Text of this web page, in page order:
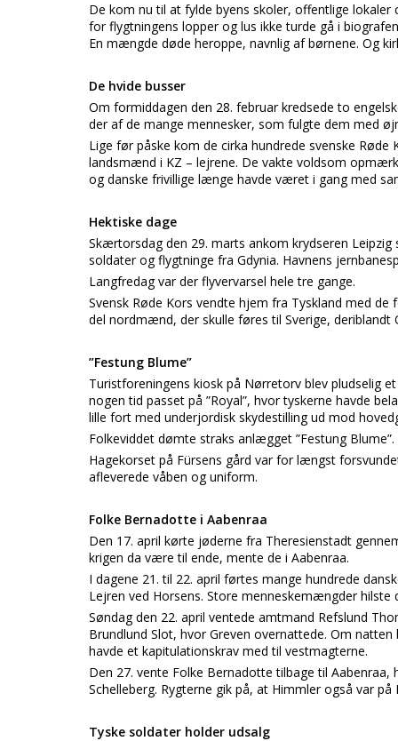
De kom nu til at fylde byens skoler, offentlige
for flygtningens lopper og lus ikke turde gå i
En mængde døde heroppe, navnlig af børnene. Og
De hvide busser
Om formiddagen den 28. februar kredsede to
der af de mange mennesker, som fulgte dem med
Lige før påske kom de cirka hundrede svenske
landsmænd i KZ – lejrene. De vakte voldsom
og danske frivillige længe havde været i gang med
Hektiske dage
Skærtorsdag den 29. marts ankom krydseren
soldater og flygtninge fra Gdynia. Havnens
Langfredag var der flyvervarsel hele tre gange.
Svensk Røde Kors vendte hjem fra Tyskland med
del nordmænd, der skulle føres til Sverige, deriblandt
”Festung Blume”
Turistforeningens kiosk på Nørretorv blev pludselig
nogen tid passet på ”Royal”, hvor tyskerne havde
lille fort med underjordisk skydestilling ud mod
Folkeviddet dømte straks anlægget ”Festung
Hagekorset på Fürsens gård var for længst
afleverede våben og uniform.
Folke Bernadotte i Aabenraa
Den 17. april kørte jøderne fra Theresienstadt
krigen da være til ende, mente de i Aabenraa.
I dagene 21. til 22. april førtes mange hundrede
Lejren ved Horsens. Store menneskemængder hilste
Søndag den 22. april ventede amtmand Refslund
Brundlund Slot, hvor Greven overnattede. Om
havde et kapitulationskrav med til vestmagterne.
Den 27. vente Folke Bernadotte tilbage til
Schelleberg. Rygterne gik på, at Himmler også var
Tyske soldater holder udsalg